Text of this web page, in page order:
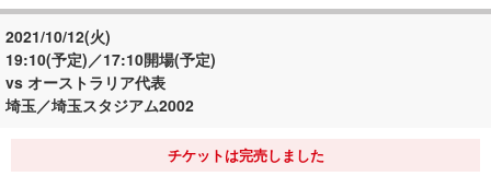
2021/10/12(火)
19:10(予定)／17:10開場(予定)
vs オーストラリア代表
埼玉／埼玉スタジアム2002
チケットは完売しました